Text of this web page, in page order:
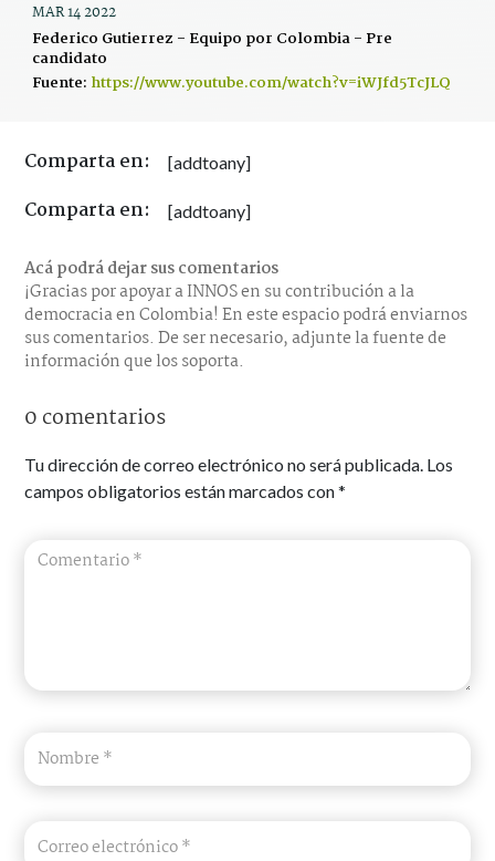
MAR 14 2022
Federico Gutierrez - Equipo por Colombia - Pre
candidato
Fuente: https://www.youtube.com/watch?v=iWJfd5TcJLQ
Comparta en: [addtoany]
Comparta en: [addtoany]
Acá podrá dejar sus comentarios
¡Gracias por apoyar a INNOS en su contribución a la
democracia en Colombia! En este espacio podrá enviarnos
sus comentarios. De ser necesario, adjunte la fuente de
información que los soporta.
0 comentarios
Tu dirección de correo electrónico no será publicada. Los
campos obligatorios están marcados con*